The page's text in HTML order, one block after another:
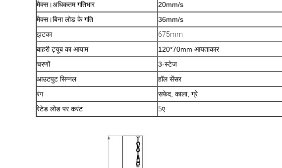
मैक्स।अधिकतम गतिभार
20mm/s
मैक्स।बिना लोड के गति
36mm/s
झटका
675mm
बाहरी ट्यूब का आयाम
120*70mm आयताकार
चरणों
3-स्टेज
आउटपुट सिग्नल
हॉल सेंसर
रंग
सफेद, काला, ग्रे
रेटेड लोड पर करंट
5ए